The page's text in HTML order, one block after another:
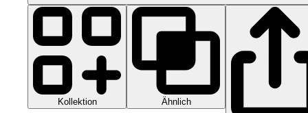
Kollektion Ähnlich